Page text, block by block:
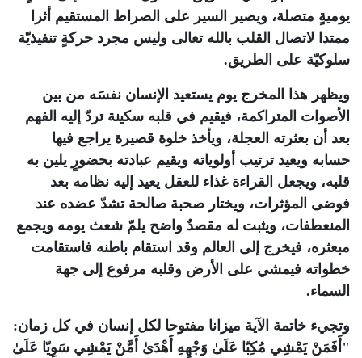
يوميةٍ متصلة، ويصير السير على الصراط المستقيم أثرا
ممتدا لاتصال القلب بالله تعالى وليس مجرد حركةٍ تنفيذيّة
سلوكيّة على الطريق.
ويظهر هذا المخرج يوم يستعيد الإنسان نفسَه من بين
الأصوات المتراكمة، فيقيم في قلبه سكينة تردّ إليه الفهم
بعد أن بعثرته العجلة، ويأخذ خلوة قصيرة يراجع فيها
حسابه ويعيد ترتيب أولوياته ويقيم عبادته بحضورٍ يلين به
قلبه، ويجعل القراءة غذاء للعقل يعيد إليه نظامه بعد
فوضى المؤثرات، ويختار صحبة صالحة تشدّ عضده عند
المنعطفات، ويثبت له مقصدٌ واضح يلمّ شعث يومه ويجمع
مبعثره، فيخرج إلى العالم وقد استقام باطنه فاستقامت
خطواته فيمشي على الأرض وقلبه مرفوع إلى جهة
السماء.
وتجيء خاتمة الآية ميزانا مفتوحا لكل إنسان في كل زمان:
"أَفَمَنْ يَمْشِي مُكِبّا عَلَىٰ وَجْهِهِ أَهْدَىٰ أَمَّنْ يَمْشِي سَوِيّا عَلَىٰ